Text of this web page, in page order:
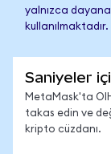
yalnızca
kullanılmaktadır.
Saniyeler
MetaMask'ta
takas edin ve
kripto cüzdanı.